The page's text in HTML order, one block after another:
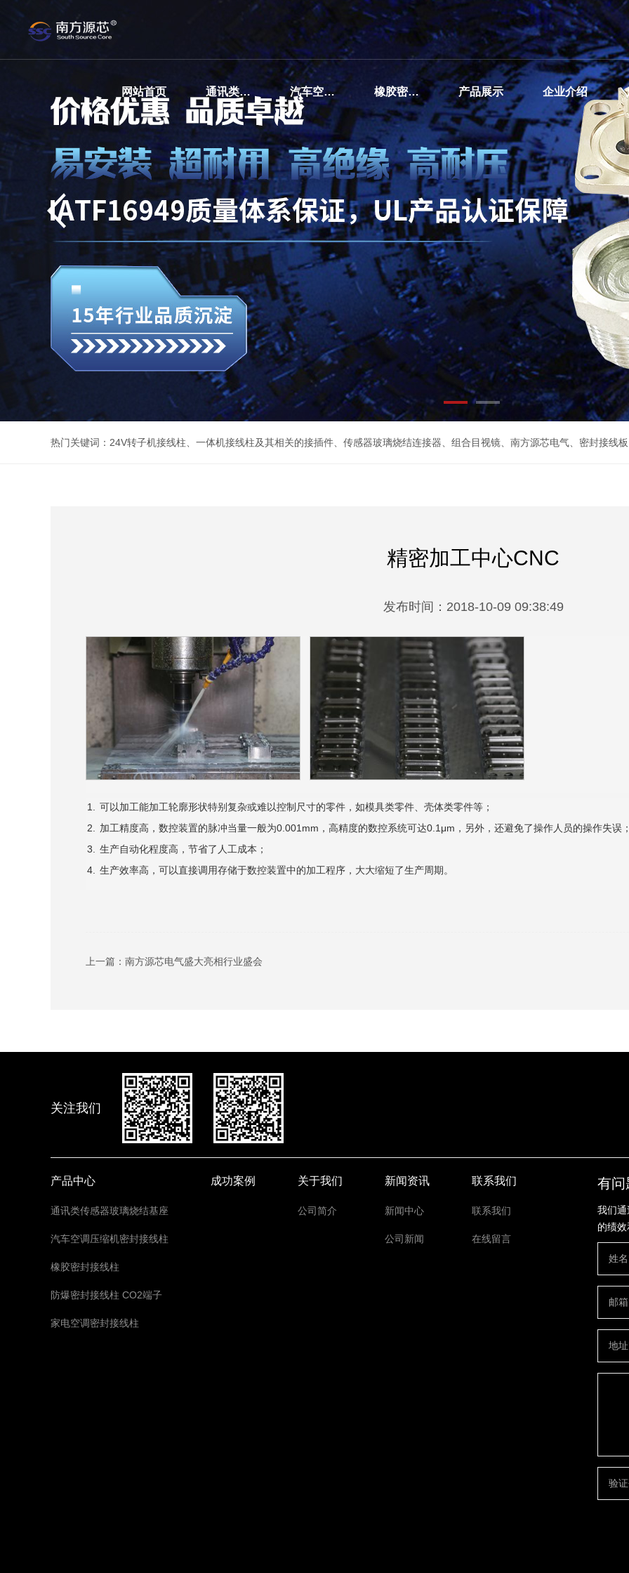
网站首页 通讯类传感器玻璃烧结基座 汽车空调压缩机密封接线柱 橡胶密封接线柱 产品展示 企业介绍
热门关键词： 24V转子机接线柱 一体机接线柱及其相关的接插件 传感器玻璃烧结连接器 组合目视镜 南方源芯电气 密封接线板
精密加工中心CNC
发布时间：2018-10-09 09:38:49
可以加工能加工轮廓形状特别复杂或难以控制尺寸的零件，如模具类零件、壳体类零件等；
加工精度高，数控装置的脉冲当量一般为0.001mm，高精度的数控系统可达0.1μm，另外，还避免了操作人员的操作失误
生产自动化程度高，节省了人工成本；
生产效率高，可以直接调用存储于数控装置中的加工程序，大大缩短了生产周期。
上一篇： 南方源芯电气盛大亮相行业盛会
关注我们
产品中心
通讯类传感器玻璃烧结基座
汽车空调压缩机密封接线柱
橡胶密封接线柱
防爆密封接线柱 CO2端子
家电空调密封接线柱
成功案例 关于我们
公司简介
新闻资讯
新闻中心
公司新闻
联系我们
联系我们
在线留言
有问
我们
的绩